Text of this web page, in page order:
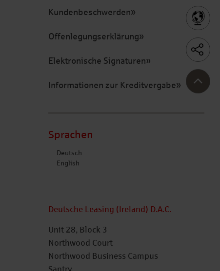
Kundenbeschwerden
Offenlegungserklärung
Elektronische Signaturen
Informationen zur Kreditvergabe
Sprachen
Deutsch
English
Deutsche Leasing (Ireland) D.A.C.
Unit 28, Block 3
Northwood Court
Northwood Business Campus